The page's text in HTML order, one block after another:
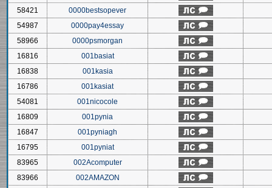
58421
0000bestsopever
54987
0000pay4essay
58966
0000psmorgan
16816
001basiat
16838
001kasia
16786
001kasiat
54081
001nicocole
16809
001pynia
16847
001pyniagh
16795
001pyniat
83965
002Acomputer
83966
002AMAZON